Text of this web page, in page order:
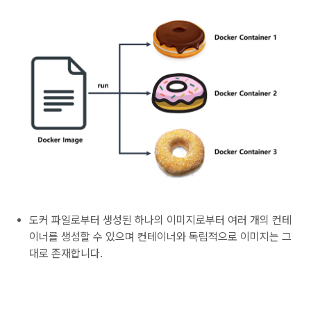
도커 파일로부터 생성된 하나의 이미지로부터 여러 개의 컨테
이너를 생성할 수 있으며 컨테이너와 독립적으로 이미지는 그
대로 존재합니다.